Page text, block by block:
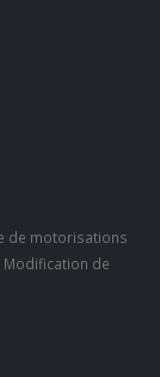
de motorisations
de